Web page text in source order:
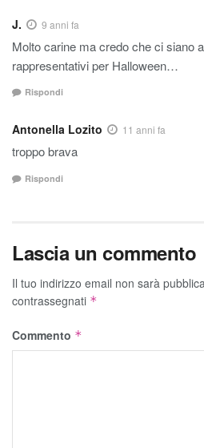
J. 9 anni fa
Molto carine ma credo che ci siano
rappresentativi per Halloween…
Rispondi
Antonella Lozito 11 anni fa
troppo brava
Rispondi
Lascia un commento
Il tuo indirizzo email non sarà
contrassegnati *
Commento *